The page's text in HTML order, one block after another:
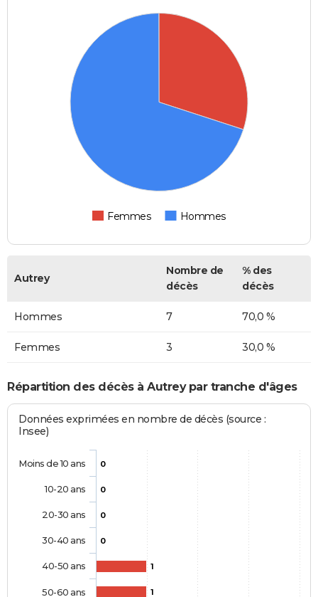
Femmes Hommes
Autrey
Nombre de
décès
% des
décès
Hommes 7 70,0 %
Femmes 3 30,0 %
Répartition des décès à Autrey par tranche d'âges
Données exprimées en nombre de décès (source :
Insee)
0
0
0
0
1
1
Moins de 10 ans
10-20 ans
20-30 ans
30-40 ans
40-50 ans
50-60 ans